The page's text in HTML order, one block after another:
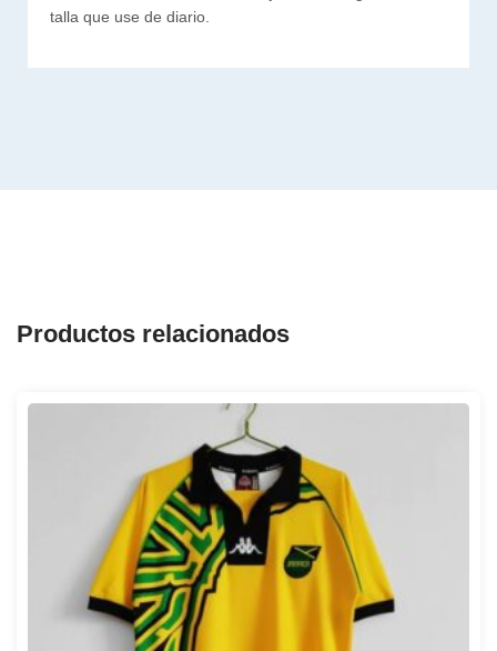
talla que use de diario.
Productos relacionados